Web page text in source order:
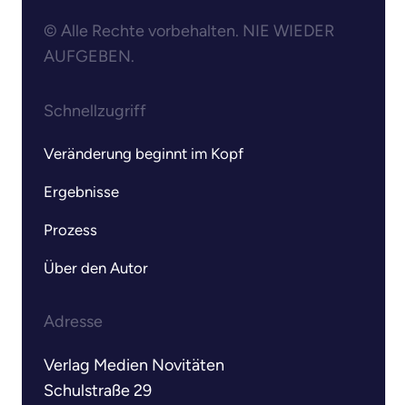
© Alle Rechte vorbehalten. NIE WIEDER
AUFGEBEN.
Schnellzugriff
Veränderung beginnt im Kopf
Ergebnisse
Prozess
Über den Autor
Adresse
Verlag Medien Novitäten
Schulstraße 29